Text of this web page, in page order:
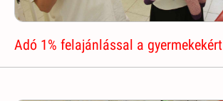
Adó 1% felajánlással a gyermekekért